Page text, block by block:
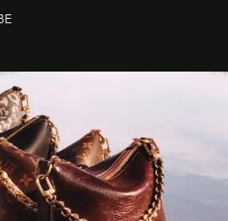
du mouvement, l'artiste
imaginés par Frank Gehry